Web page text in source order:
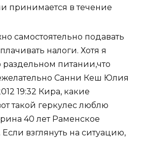
принимается в течение
самостоятельно подавать
налоги. Хотя я
раздельном питании,что
Санни Кеш Юлия
19:32 Кира, какие
такой геркулес люблю
40 лет Раменское
взглянуть на ситуацию,